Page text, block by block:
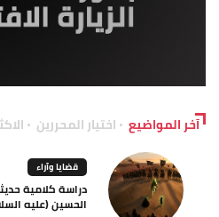
آخر المواضيع اختيار المحررين
قضايا وآراء
دراسة كلامية
الحسين (عليه